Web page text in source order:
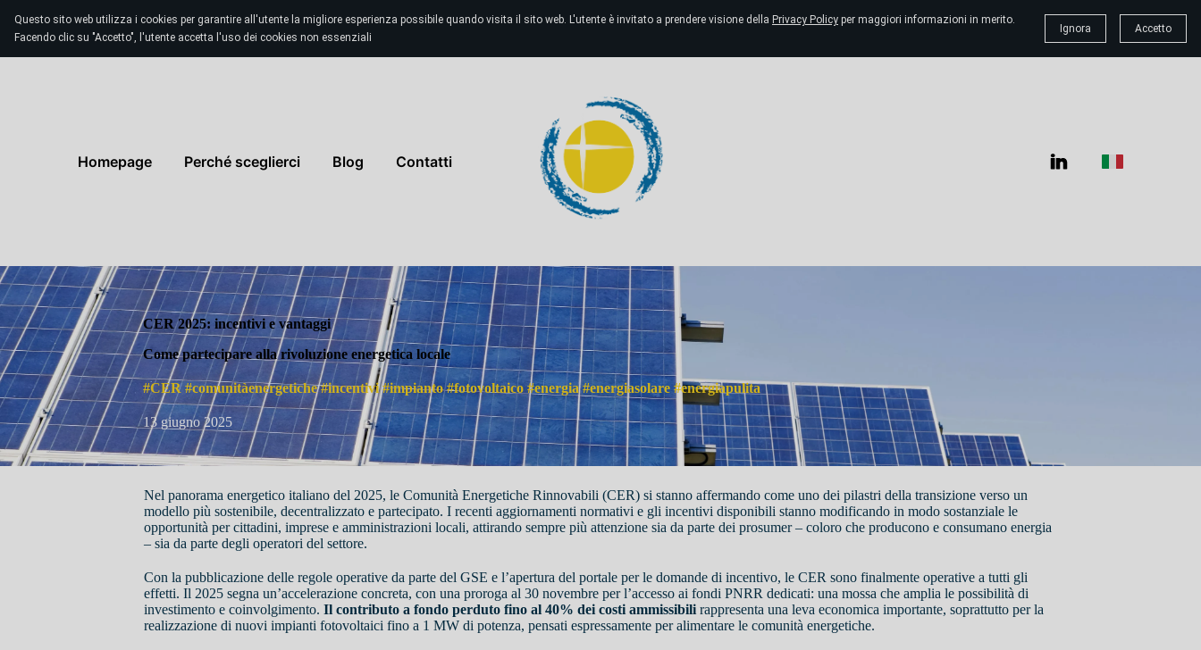
Questo sito web utilizza i cookies per garantire all'utente la migliore esperienza possibile quando visita il sito web. L'utente è invitato a prendere visione della Privacy Policy per maggiori informazioni in merito.
Facendo clic su "Accetto", l'utente accetta l'uso dei cookies non essenziali
Ignora Accetto
Homepage Perché sceglierci Blog Contatti
CER 2025: incentivi e vantaggi
Come partecipare alla rivoluzione energetica locale
#CER #comunitàenergetiche #incentivi#impianto #fotovoltaico #energia #energiasolare #energiapulita
13 giugno 2025
Nel panorama energetico italiano del 2025, le Comunità Energetiche Rinnovabili (CER) si stanno affermando come uno dei pilastri della transizione verso un
modello più sostenibile, decentralizzato e partecipato. I recenti aggiornamenti normativi e gli incentivi disponibili stanno modificando in modo sostanziale le
opportunità per cittadini, imprese e amministrazioni locali, attirando sempre più attenzione sia da parte dei prosumer – coloro che producono e consumano energia
– sia da parte degli operatori del settore.
Con la pubblicazione delle regole operative da parte del GSE e l’apertura del portale per le domande di incentivo, le CER sono finalmente operative a tutti gli
effetti. Il 2025 segna un’accelerazione concreta, con una proroga al 30 novembre per l’accesso ai fondi PNRR dedicati: una mossa che amplia le possibilità di
investimento e coinvolgimento. Il contributo a fondo perduto fino al 40% dei costi ammissibilirappresenta una leva economica importante, soprattutto per la
realizzazione di nuovi impianti fotovoltaici fino a 1 MW di potenza, pensati espressamente per alimentare le comunità energetiche.